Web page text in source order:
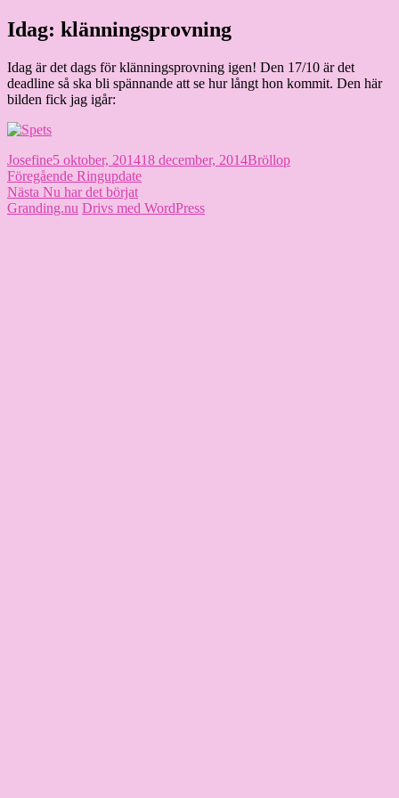
Hoppa
till
Granding.nu
Idag: klänningsprovning
Idag är det dags för klänningsprovning igen! Den 17/10 är det
deadline så ska bli spännande att se hur långt hon kommit. Den här
bilden fick jag igår:
Författare
JosefinePublicerat
den
5 oktober, 201418 december, 2014Kategorier
Bröllop
Inläggsnavigering
Föregående Föregående
inlägg:
Ringupdate
Nästa Nästa
inlägg:
Nu har det börjat
Granding.nu Drivs med WordPress